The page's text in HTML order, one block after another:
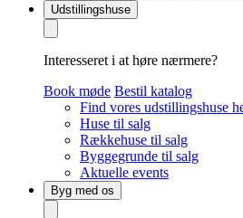
Udstillingshuse
Interesseret i at høre nærmere?
Book møde Bestil katalog
Find vores udstillingshuse
Huse til salg
Rækkehuse til salg
Byggegrunde til salg
Aktuelle events
Byg med os